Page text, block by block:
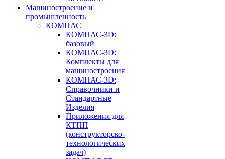
Машиностроение и
промышленность
КОМПАС
КОМПАС-3D:
базовый
КОМПАС-3D:
Комплекты для
машиностроения
КОМПАС-3D:
Справочники и
Стандартные
Изделия
Приложения для
КТПП
(конструкторско-
технологических
задач)